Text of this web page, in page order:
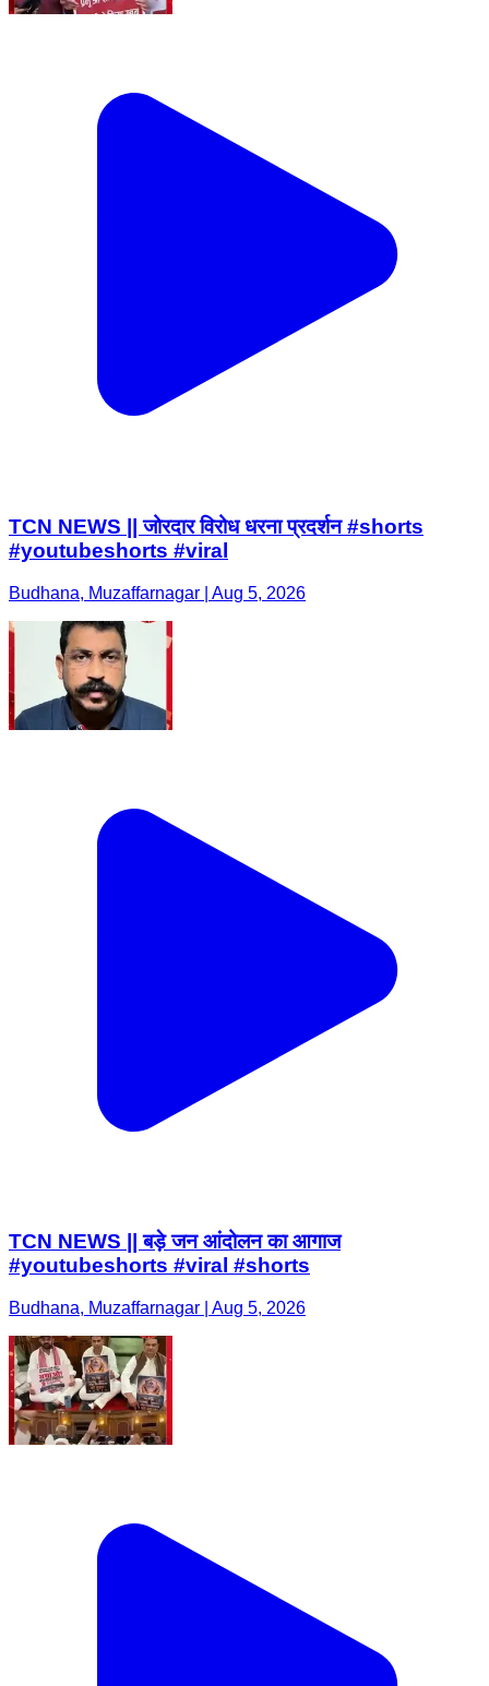
TCN NEWS || जोरदार विरोध धरना प्रदर्शन #shorts
#youtubeshorts #viral
Budhana, Muzaffarnagar | Aug 5, 2026
TCN NEWS || बड़े जन आंदोलन का आगाज
#youtubeshorts #viral #shorts
Budhana, Muzaffarnagar | Aug 5, 2026